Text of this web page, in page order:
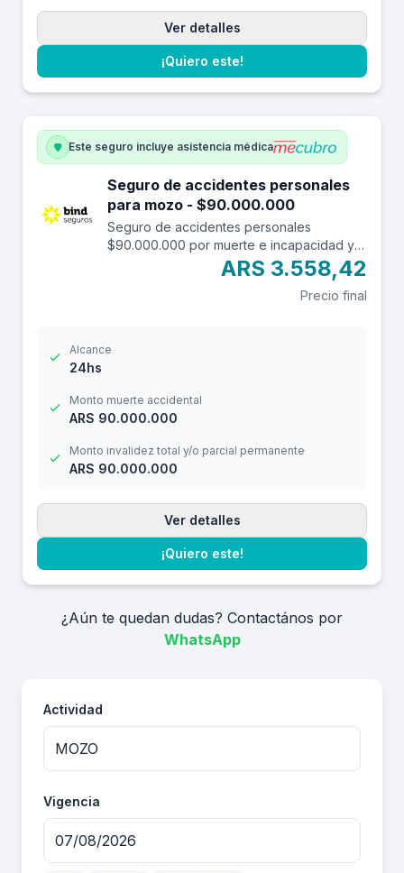
Actividad
Vigencia
Ver detalles
¡Quiero este!
Este seguro incluye asistencia médica
Seguro de accidentes personales
para mozo - $90.000.000
Seguro de accidentes personales
$90.000.000 por muerte e incapacidad y
$12.000.000 por reembolso de gastos
médicos con franquicia de $ 3.000.-
ARS 3.558,42
Precio final
Alcance
24hs
Monto muerte accidental
ARS 90.000.000
Monto invalidez total y/o parcial permanente
ARS 90.000.000
Ver detalles
¡Quiero este!
¿Aún te quedan dudas? Contactános por
WhatsApp